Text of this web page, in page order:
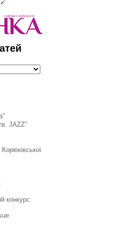
JAZZ”
конкурс